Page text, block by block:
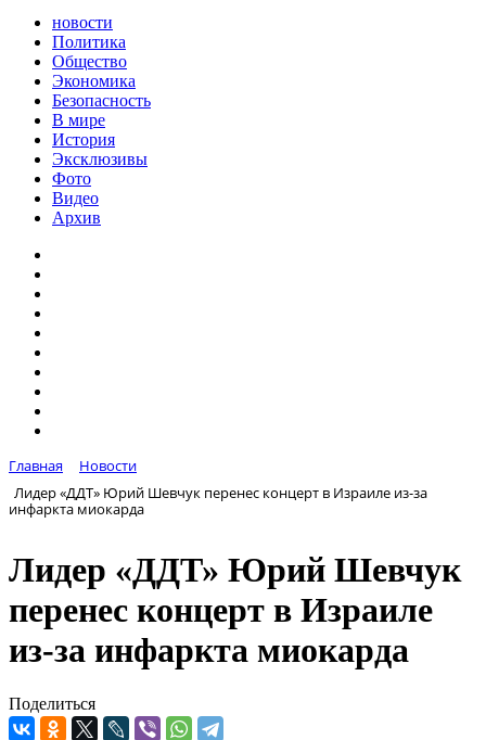
новости
Политика
Общество
Экономика
Безопасность
В мире
История
Эксклюзивы
Фото
Видео
Архив
Главная
Новости
Лидер «ДДТ» Юрий Шевчук перенес концерт в Израиле из-за
инфаркта миокарда
Лидер «ДДТ» Юрий Шевчук
перенес концерт в Израиле
из-за инфаркта миокарда
Поделиться